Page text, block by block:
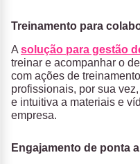
Treinamento para
A solução para gestão
treinar e acompanhar o
com ações de
profissionais, por sua
e intuitiva a materiais e
empresa.
Engajamento de ponta